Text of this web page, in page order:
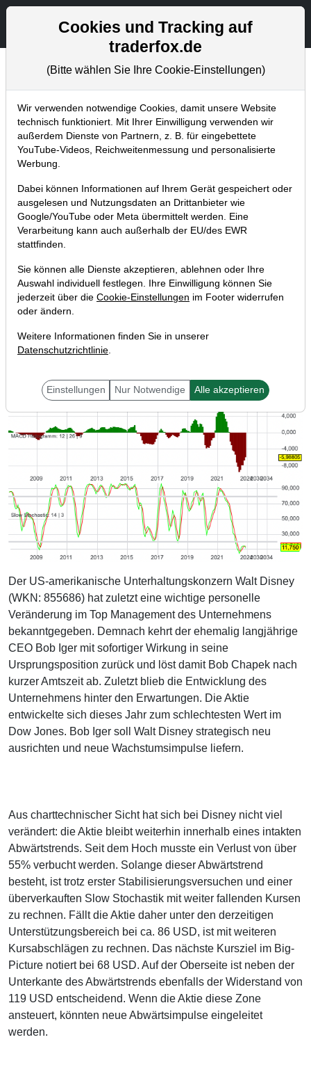
Aktien- und Artikelsuche
Chartanalysen
Home Blog Chartanalysen
Chartanalyse Disney: Aktie nach
Führungswechsel kaufen?
26.11.2022 um 11:29 Uhr | P. Uhlschmied
Der US-amerikanische Unterhaltungskonzern Walt Disney
(WKN: 855686) hat zuletzt eine wichtige personelle
Veränderung im Top Management des Unternehmens
bekanntgegeben. Demnach kehrt der ehemalig langjährige
CEO Bob Iger mit sofortiger Wirkung in seine
Ursprungsposition zurück und löst damit Bob Chapek nach
kurzer Amtszeit ab. Zuletzt blieb die Entwicklung des
Unternehmens hinter den Erwartungen. Die Aktie
entwickelte sich dieses Jahr zum schlechtesten Wert im
Dow Jones. Bob Iger soll Walt Disney strategisch neu
ausrichten und neue Wachstumsimpulse liefern.
Aus charttechnischer Sicht hat sich bei Disney nicht viel
verändert: die Aktie bleibt weiterhin innerhalb eines intakten
Abwärtstrends. Seit dem Hoch musste ein Verlust von über
55% verbucht werden. Solange dieser Abwärtstrend
besteht, ist trotz erster Stabilisierungsversuchen und einer
überverkauften Slow Stochastik mit weiter fallenden Kursen
zu rechnen. Fällt die Aktie daher unter den derzeitigen
Unterstützungsbereich bei ca. 86 USD, ist mit weiteren
Kursabschlägen zu rechnen. Das nächste Kursziel im Big-
Picture notiert bei 68 USD. Auf der Oberseite ist neben der
Unterkante des Abwärtstrends ebenfalls der Widerstand von
119 USD entscheidend. Wenn die Aktie diese Zone
ansteuert, könnten neue Abwärtsimpulse eingeleitet
werden.
Cookies und Tracking auf
traderfox.de
(Bitte wählen Sie Ihre Cookie-Einstellungen)
Wir verwenden notwendige Cookies, damit unsere Website
technisch funktioniert. Mit Ihrer Einwilligung verwenden wir
außerdem Dienste von Partnern, z. B. für eingebettete
YouTube-Videos, Reichweitenmessung und personalisierte
Werbung.
Dabei können Informationen auf Ihrem Gerät gespeichert oder
ausgelesen und Nutzungsdaten an Drittanbieter wie
Google/YouTube oder Meta übermittelt werden. Eine
Verarbeitung kann auch außerhalb der EU/des EWR
stattfinden.
Sie können alle Dienste akzeptieren, ablehnen oder Ihre
Auswahl individuell festlegen. Ihre Einwilligung können Sie
jederzeit über die Cookie-Einstellungen im Footer widerrufen
oder ändern.
Weitere Informationen finden Sie in unserer
Datenschutzrichtlinie.
Einstellungen Nur Notwendige Alle akzeptieren